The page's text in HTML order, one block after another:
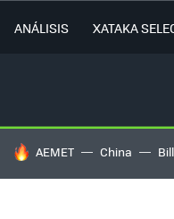
ANÁLISIS XATAKA
HOY SE HABLA DE
AEMET China